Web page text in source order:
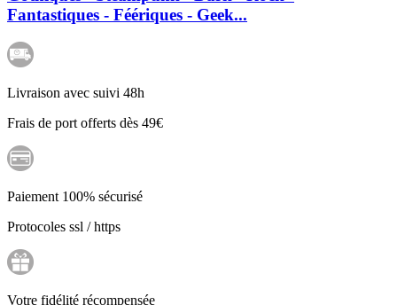
Fantastiques - Féériques - Geek...
Livraison avec suivi 48h
Frais de port offerts dès 49€
Paiement 100% sécurisé
Protocoles ssl / https
Votre fidélité récompensée